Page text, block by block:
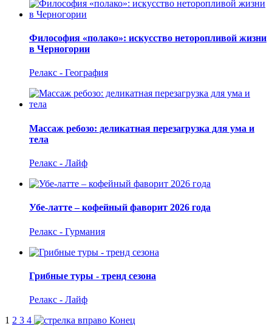
Философия «полако»: искусство неторопливой жизни
в Черногории
Релакс - География
Массаж ребозо: деликатная перезагрузка для ума и
тела
Релакс - Лайф
Убе-латте – кофейный фаворит 2026 года
Релакс - Гурмания
Грибные туры - тренд сезона
Релакс - Лайф
1 2 3 4
Конец